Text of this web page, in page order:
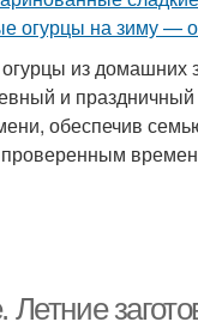
из домашних
и
обеспечив
Летние